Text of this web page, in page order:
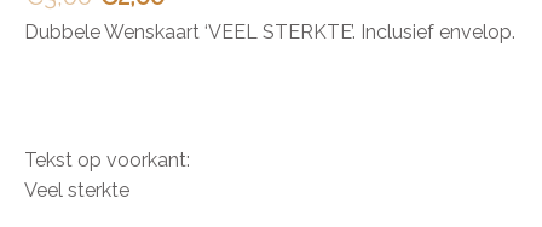
Dubbele Wenskaart ‘VEEL STERKTE’. Inclusief envelop.
Tekst op voorkant:
Veel sterkte